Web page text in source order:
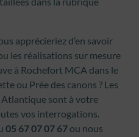
apprécieriez d’en savoir
les réalisations sur mesure
à Rochefort MCA dans le
ou Prée des canons ? Les
Atlantique sont à votre
vos interrogations.
05 67 07 07 67 ou nous